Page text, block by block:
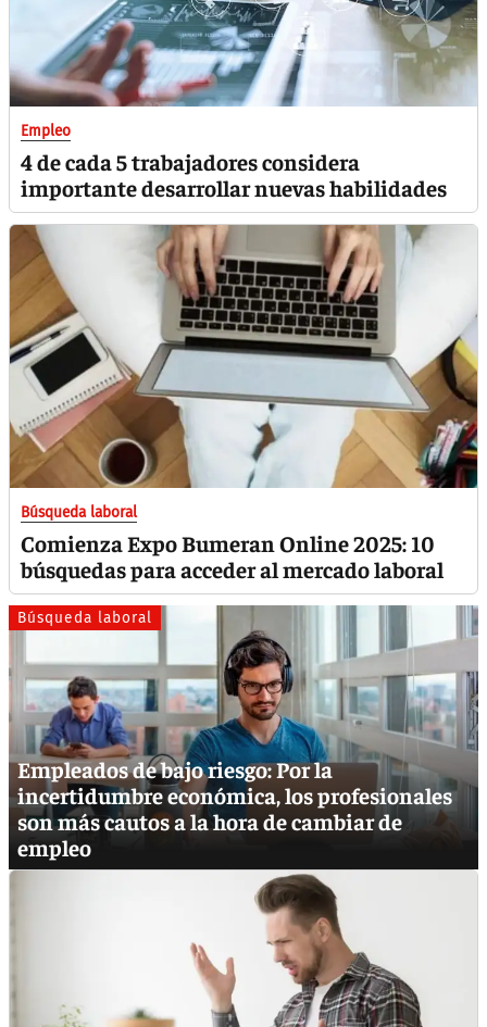
Empleo
4 de cada 5 trabajadores considera
importante desarrollar nuevas habilidades
Búsqueda laboral
Comienza Expo Bumeran Online 2025: 10
búsquedas para acceder al mercado laboral
Búsqueda laboral
Empleados de bajo riesgo: Por la
incertidumbre económica, los profesionales
son más cautos a la hora de cambiar de
empleo